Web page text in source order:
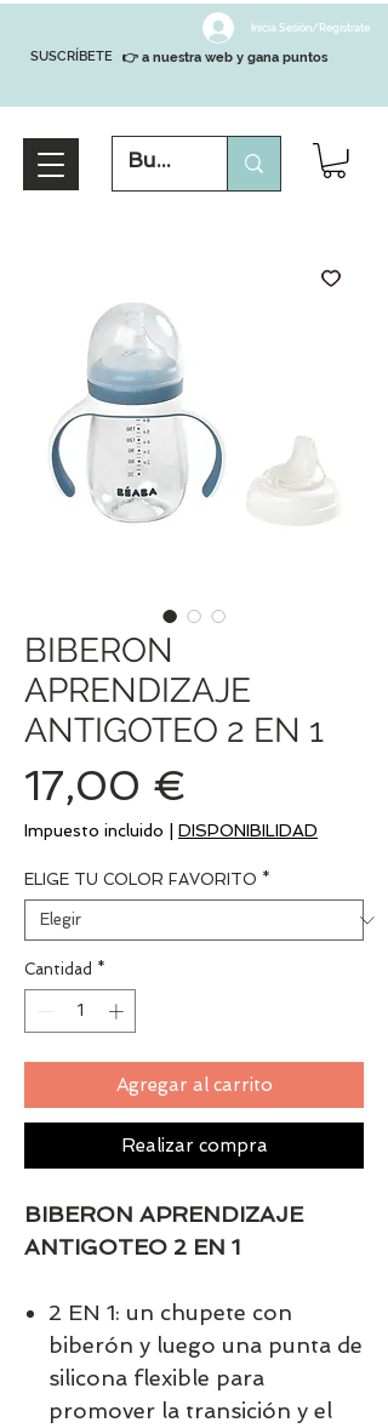
SUSCRÍBETE
Inicia Sesión/Regístrate
👉 a nuestra web y gana puntos
BIBERON
APRENDIZAJE
ANTIGOTEO 2 EN 1
17,00 €
Impuesto incluido DISPONIBILIDAD
ELIGE TU COLOR FAVORITO *
Cantidad *
Agregar al carrito
Realizar compra
BIBERON APRENDIZAJE
ANTIGOTEO 2 EN 1
2 EN 1: un chupete con
biberón y luego una punta de
silicona flexible para
promover la transición y el